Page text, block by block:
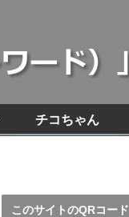
チコちゃん
このサイトのQRコード